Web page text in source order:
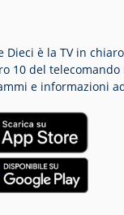
Dieci è la TV in
10 del telecomando
e informazioni